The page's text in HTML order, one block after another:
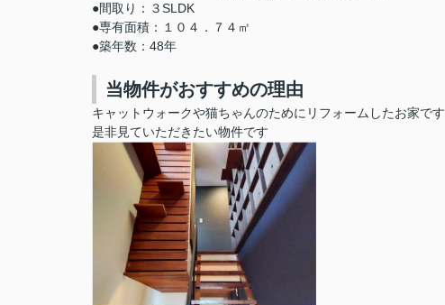
●間取り：３SLDK
●専有面積：１０４．７４㎡
●築年数：48年
当物件がおすすめの理由
キャットウォークや猫ちゃんのためにリフォームしたお家です
是非見ていただきたい物件です